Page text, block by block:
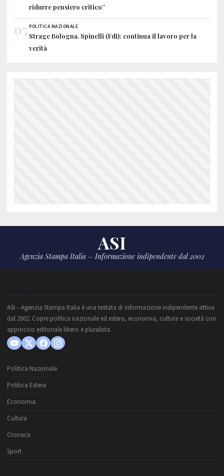
ridurre pensiero critico”
05 POLITICA NAZIONALE
Strage Bologna. Spinelli (FdI): continua il lavoro per la
verità
ASI
Agenzia Stampa Italia – Informazione indipendente dal 2002
CHI SIAMO
ASI – Agenzia Stampa Italia è una testata di informazione indipendente attiva
dal 2002. Copre politica nazionale ed estera, economia, cultura e società con
approccio editoriale libero e pluralista.
Politica Nazionale
Politica Estera
Economia
Cultura
Cronaca
Sport